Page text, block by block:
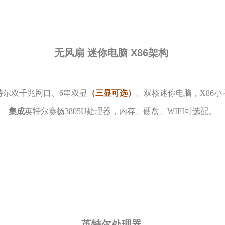
无风扇 迷你电脑 X86架构
尔双千兆网口、6串双显 （三显可选） 、双核迷你电脑，X86小
集成英特尔赛扬3805U处理器，内存、硬盘、WIFI可选配。